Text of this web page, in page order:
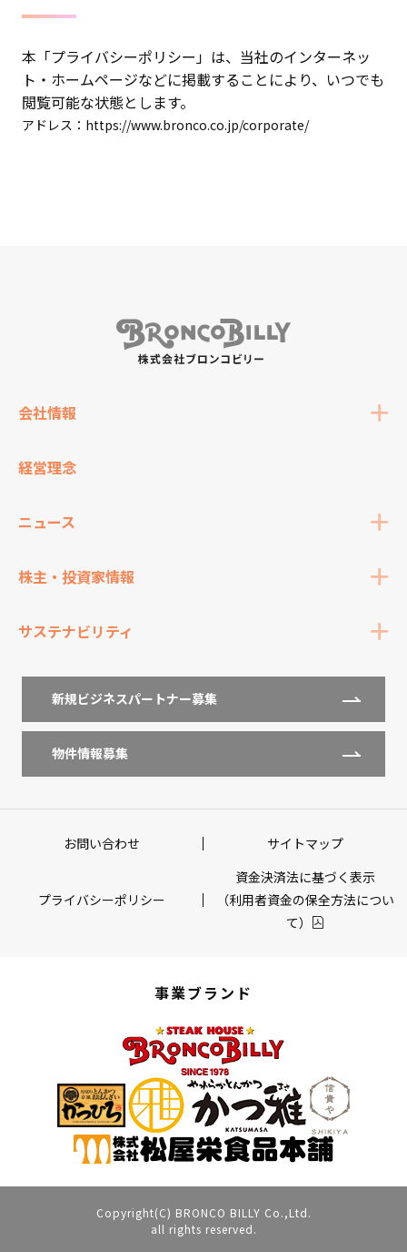
本「プライバシーポリシー」は、当社のインターネッ
ト・ホームページなどに掲載することにより、いつでも
閲覧可能な状態とします。
アドレス： https://www.bronco.co.jp/corporate/
会社情報
経営理念
ニュース
株主・投資家情報
サステナビリティ
新規ビジネスパートナー募集
物件情報募集
お問い合わせ サイトマップ
プライバシーポリシー
資金決済法に基づく表示
（利用者資金の保全方法につい
て）
事業ブランド
Copyright(C) BRONCO BILLY Co.,Ltd.
all rights reserved.